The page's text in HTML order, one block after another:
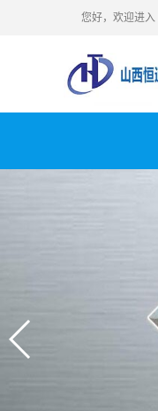
您好，欢迎进入